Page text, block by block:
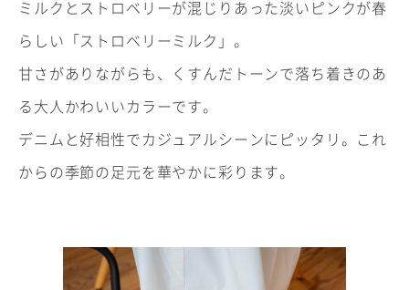
ミルクとストロベリーが混じりあった淡いピンクが春
らしい「ストロベリーミルク」。
甘さがありながらも、くすんだトーンで落ち着きのあ
る大人かわいいカラーです。
デニムと好相性でカジュアルシーンにピッタリ。これ
からの季節の足元を華やかに彩ります。